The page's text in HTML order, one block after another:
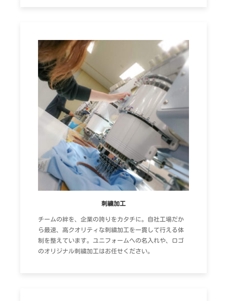
刺繍加工
チームの絆を、企業の誇りをカタチに。自社工場だか
ら最速、高クオリティな刺繍加工を一貫して行える体
制を整えています。ユニフォームへの名入れや、ロゴ
のオリジナル刺繍加工はお任せください。